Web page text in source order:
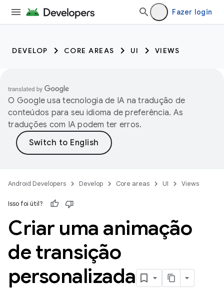
Fazer login
DEVELOP CORE AREAS UI VIEWS
O Google usa tecnologia de IA na tradução de
conteúdos para seu idioma de preferência. As
traduções com IA podem ter erros.
Android Developers Develop Core areas UI Views
Isso foi útil?
Criar uma animação
de transição
personalizada